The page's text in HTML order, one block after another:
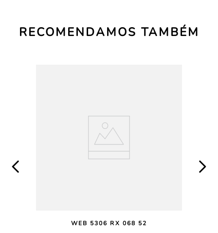
RECOMENDAMOS TAMBÉM
WEB 5306 RX 068 52